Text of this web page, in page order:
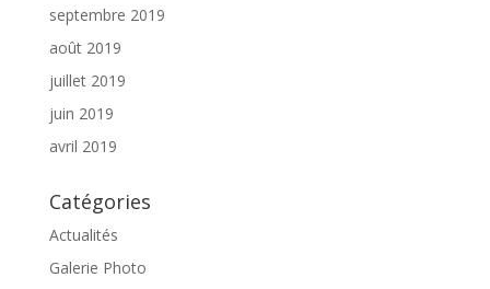
septembre 2019
août 2019
juillet 2019
juin 2019
avril 2019
Catégories
Actualités
Galerie Photo